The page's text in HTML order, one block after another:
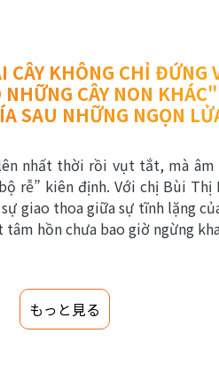
KHÔNG CHỈ ĐỨNG
CÂY NON
SAU NHỮNG NGỌN
nhất thời rồi vụt tắt, mà âm
rễ” kiên định. Với chị Bùi Thị
giao thoa giữa sự tĩnh lặng
hồn chưa bao giờ ngừng
もっと見る